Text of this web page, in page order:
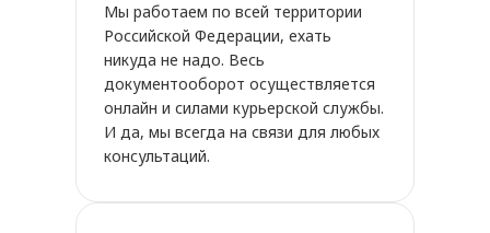
Мы работаем по всей территории
Российской Федерации, ехать
никуда не надо. Весь
документооборот осуществляется
онлайн и силами курьерской службы.
И да, мы всегда на связи для любых
консультаций.